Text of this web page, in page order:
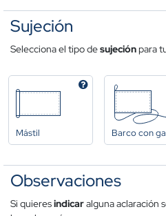
Sujeción
Selecciona el tipo desujeciónpara
Mástil Barco con
Observaciones
Si quieresindicaralguna aclaración